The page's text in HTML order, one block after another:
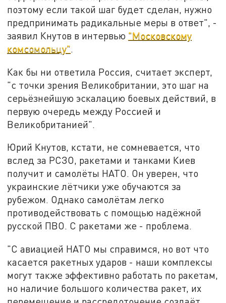
поэтому если такой шаг будет сделан, нужно
предпринимать радикальные меры в ответ", -
заявил Кнутов в интервью "Московскому
комсомольцу".
Как бы ни ответила Россия, считает эксперт,
"с точки зрения Великобритании, это шаг на
серьёзнейшую эскалацию боевых действий, в
первую очередь между Россией и
Великобританией".
Юрий Кнутов, кстати, не сомневается, что
вслед за РСЗО, ракетами и танками Киев
получит и самолёты НАТО. Он уверен, что
украинские лётчики уже обучаются за
рубежом. Однако самолётам легко
противодействовать с помощью надёжной
русской ПВО. С ракетами же - проблема.
"С авиацией НАТО мы справимся, но вот что
касается ракетных ударов - наши комплексы
могут также эффективно работать по ракетам,
но наличие большого количества ракет, их